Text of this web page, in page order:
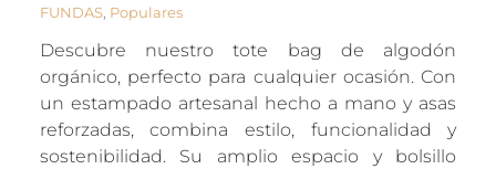
FUNDAS, Populares
Descubre nuestro tote bag de algodón
orgánico, perfecto para cualquier ocasión. Con
un estampado artesanal hecho a mano y asas
reforzadas, combina estilo, funcionalidad y
sostenibilidad. Su amplio espacio y bolsillo